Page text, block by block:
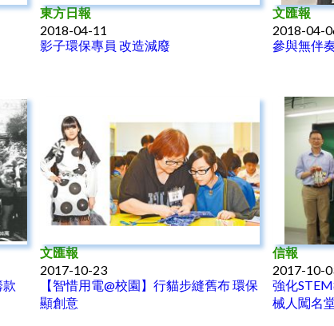
東方日報
2018-04-11
影子環保專員 改造減廢
文匯報
2018-04-
參與無伴
款
文匯報
2017-10-23
【智惜用電@校園】行貓步縫舊布 環保
顯創意
信報
2017-10-
強化
械人闖名